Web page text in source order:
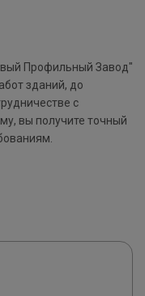
зданий, до
с
вы получите точный